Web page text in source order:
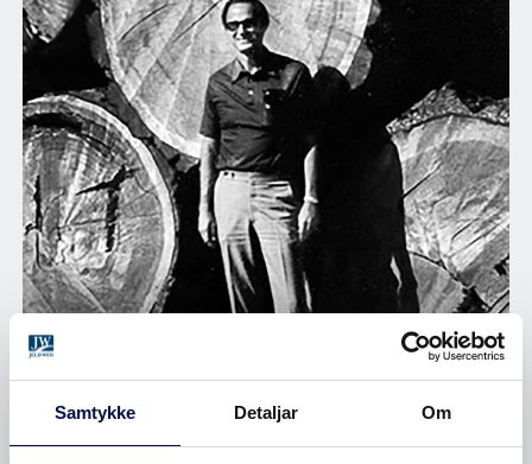
Samtykke Detaljar Om